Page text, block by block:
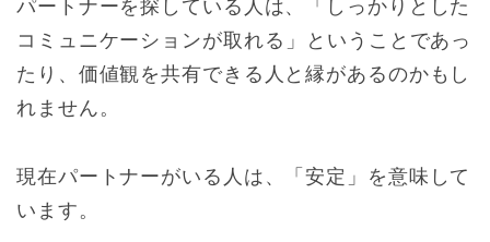
パートナーを探している人は、「しっかりとした
コミュニケーションが取れる」ということであっ
たり、価値観を共有できる人と縁があるのかもし
れません。
現在パートナーがいる人は、「安定」を意味して
います。